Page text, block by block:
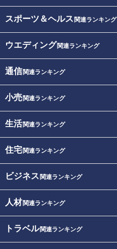
スポーツ＆ヘルス 関連ランキング
ウエディング関連ランキング
通信関連ランキング
小売関連ランキング
生活関連ランキング
住宅関連ランキング
ビジネス 関連ランキング
人材関連ランキング
トラベル関連ランキング